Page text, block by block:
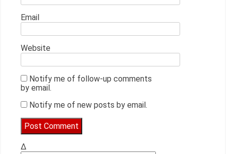
Email
Website
Notify me of follow-up comments
by email.
Notify me of new posts by email.
Δ